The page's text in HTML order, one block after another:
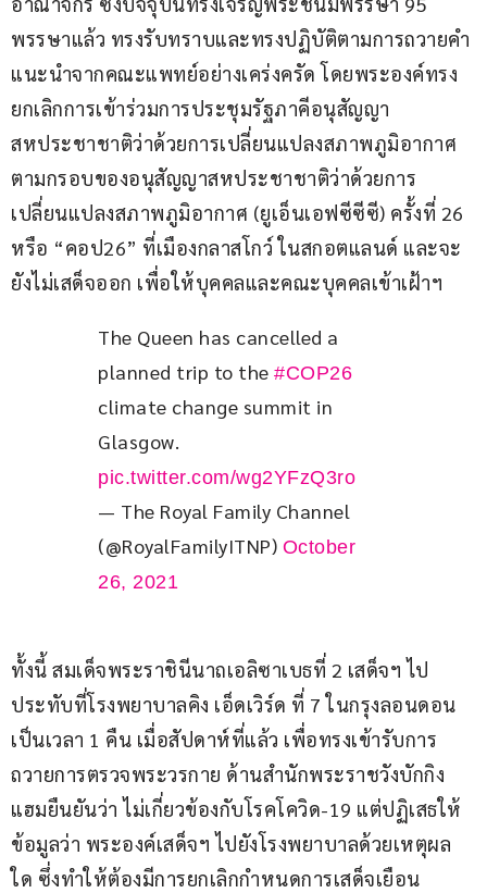
พรรษาแล้ว ทรงรับทราบและทรงปฏิบัติตามการถวายคำ
แนะนำจากคณะแพทย์อย่างเคร่งครัด โดยพระองค์ทรง
ยกเลิกการเข้าร่วมการประชุมรัฐภาคีอนุสัญญา
สหประชาชาติว่าด้วยการเปลี่ยนแปลงสภาพภูมิอากาศ
ตามกรอบของอนุสัญญาสหประชาชาติว่าด้วยการ
เปลี่ยนแปลงสภาพภูมิอากาศ (ยูเอ็นเอฟซีซีซี) ครั้งที่ 26
หรือ “คอป26” ที่เมืองกลาสโกว์ ในสกอตแลนด์ และจะ
ยังไม่เสด็จออก เพื่อให้บุคคลและคณะบุคคลเข้าเฝ้าฯ
The Queen has cancelled a
planned trip to the #COP26
climate change summit in
Glasgow.
pic.twitter.com/wg2YFzQ3ro
— The Royal Family Channel
(@RoyalFamilyITNP) October
26, 2021
ทั้งนี้ สมเด็จพระราชินีนาถเอลิซาเบธที่ 2 เสด็จฯ ไป
ประทับที่โรงพยาบาลคิง เอ็ดเวิร์ด ที่ 7 ในกรุงลอนดอน
เป็นเวลา 1 คืน เมื่อสัปดาห์ที่แล้ว เพื่อทรงเข้ารับการ
ถวายการตรวจพระวรกาย ด้านสำนักพระราชวังบักกิง
แฮมยืนยันว่า ไม่เกี่ยวข้องกับโรคโควิด-19 แต่ปฏิเสธให้
ข้อมูลว่า พระองค์เสด็จฯ ไปยังโรงพยาบาลด้วยเหตุผล
ใด ซึ่งทำให้ต้องมีการยกเลิกกำหนดการเสด็จเยือน